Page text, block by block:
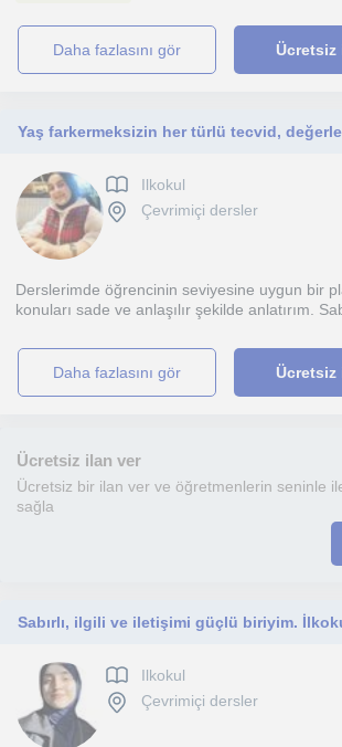
daha fazlasını gör Ücretsiz
Yaş farkermeksizin her türlü tecvid,
Ilkokul
Çevrimiçi dersler
Derslerimde öğrencinin seviyesine uygun bir
konuları sade ve anlaşılır şekilde anlatırım.
daha fazlasını gör Ücretsiz
Ücretsiz ilan ver
Ücretsiz bir ilan ver ve öğretmenlerin seninle
sağla
Ilkokul
Çevrimiçi dersler